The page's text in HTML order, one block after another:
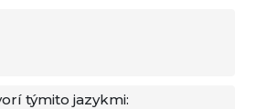
týmito jazykmi: